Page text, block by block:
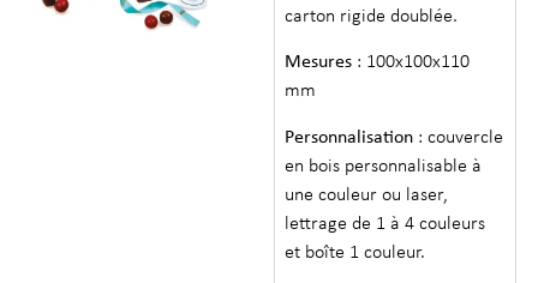
carton rigide doublée.
Mesures : 100x100x110
mm
Personnalisation : couvercle
en bois personnalisable à
une couleur ou laser,
lettrage de 1 à 4 couleurs
et boîte 1 couleur.